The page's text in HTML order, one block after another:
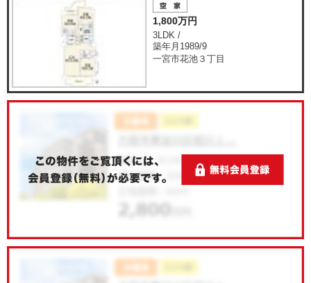
1,800万円
3LDK /
築年月1989/9
一宮市花池３丁目